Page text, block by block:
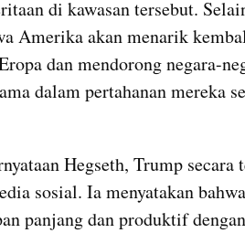
di kawasan tersebut.
Amerika akan menarik
dan mendorong negara-
dalam pertahanan mereka
Hegseth, Trump secara
sosial. Ia menyatakan
panjang dan produktif